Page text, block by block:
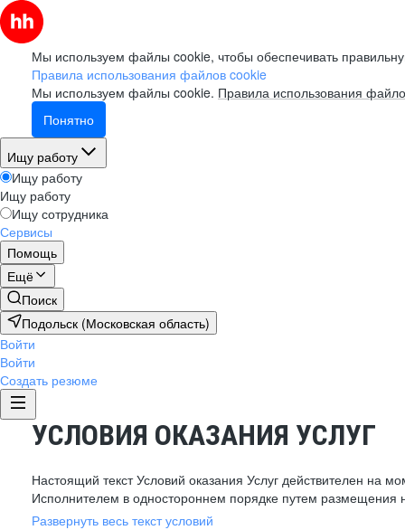
Мы используем файлы cookie, чтобы обеспечивать
Правила использования файлов cookie
Мы используем файлы cookie. Правила использования
Понятно
Ищу работу
Ищу работу
Ищу работу
Ищу сотрудника
Сервисы
Помощь
Ещё
Поиск
Подольск (Московская область)
Войти
Войти
Создать резюме
УСЛОВИЯ ОКАЗАНИЯ УСЛУГ
Настоящий текст Условий оказания Услуг действителен на
Исполнителем в одностороннем порядке путем размещения
Развернуть весь текст условий